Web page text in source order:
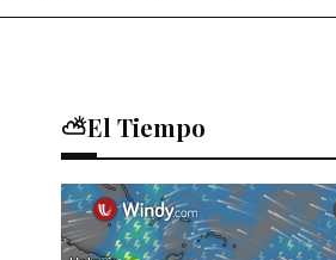
⛅El Tiempo